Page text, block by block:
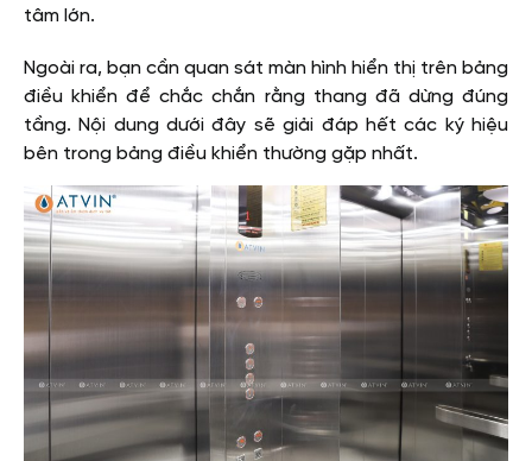
tâm lớn.
Ngoài ra, bạn cần quan sát màn hình hiển thị trên bảng
điều khiển để chắc chắn rằng thang đã dừng đúng
tầng. Nội dung dưới đây sẽ giải đáp hết các ký hiệu
bên trong bảng điều khiển thường gặp nhất.